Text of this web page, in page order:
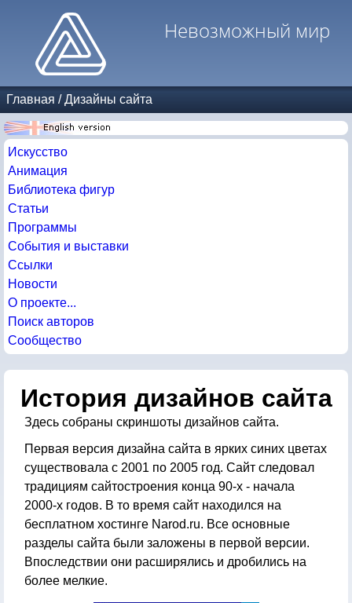
Невозможный мир
Главная /Дизайны сайта
Искусство
Анимация
Библиотека фигур
Статьи
Программы
События и выставки
Ссылки
Новости
О проекте...
Поиск авторов
Сообщество
История дизайнов сайта
Здесь собраны скриншоты дизайнов сайта.
Первая версия дизайна сайта в ярких синих цветах
существовала с 2001 по 2005 год. Сайт следовал
традициям сайтостроения конца 90-х - начала
2000-х годов. В то время сайт находился на
бесплатном хостинге Narod.ru. Все основные
разделы сайта были заложены в первой версии.
Впоследствии они расширялись и дробились на
более мелкие.